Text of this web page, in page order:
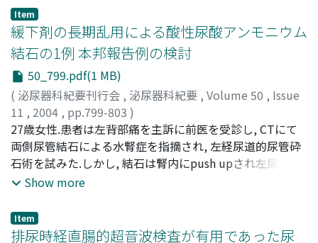
瘤性病変を認め, 尿管腫瘍疑いで手術を行い, 中部尿管狭窄
部の術中迅速病理で移行上皮癌(TCC) grade 3, invasive
typeと診断され, 左腎尿管全摘を行った.病理所見では尿管
の長軸に沿って全層に低分化腺癌または高異型度のTCCを
疑わせる未分化な癌組織を認めた.尿管内腔に癌性変化は
なかったものの, CEA上昇から検索でS状結腸に5cmの全周
性狭窄を認め, 生検でS状結腸癌と診断された.そのためS状
結腸切除術を行った.病理所見は低分化腺癌で, S状結腸癌
の尿管転移と考えられた
Item
緩下剤の長期乱用による酸性尿酸アンモニウム
結石の1例 本邦報告例の検討
50_799.pdf(1 MB)
( 泌尿器科紀要刊行会 , 泌尿器科紀要 , Volume 50 , Issue
11 , 2004 , pp.799-803 )
加藤, 祐司;芳生, 旭辰;佐賀, 祐司;山口, 聡;八竹, 直;川上,
憲裕;Kato, Yuji;Hou, Kyokushin;Saga, Yuji;Yamaguchi,
Satoshi;Yachiku, Sunao;Kawakami, Norihiro
27歳女性.患者は左背部痛を主訴に前医を受診し, CTにて
両側尿管結石による水腎症を指摘され, 左経尿道的尿管砕
石術を試みた.しかし, 結石は腎内にpush upされ左尿管ス
テントの留置となった.今回, 精査および加療を目的に著者
度の軽度低下, アルドステロンの分泌亢進, 24時間尿量と
尿中Na排泄量の著明な低下を認めた.一方, CTでは右尿管
Show more
Item
排尿時経直腸的超音波検査が有用であった尿